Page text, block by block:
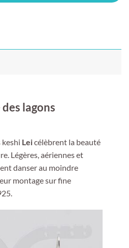
lagons
keshi Leicélèbrent la beauté
Légères, aériennes et
danser au moindre
montage sur fine